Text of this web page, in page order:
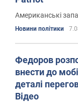
Американські
Новини політики
Федоров
внести до
деталі
Відео